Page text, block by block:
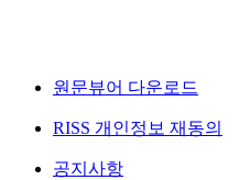
원문뷰어 다운로드
RISS 개인정보 재동의
공지사항